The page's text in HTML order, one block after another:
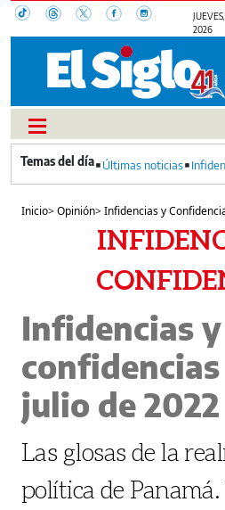
2026
Últimas noticias
Inicio>Opinión>Infidencias y
Infidencias y
confidencias
julio de 2022
Las glosas de la
política de